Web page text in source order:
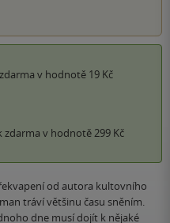
v hodnotě 19 Kč
zdarma v hodnotě 299 Kč
od autora kultovního
tráví většinu času sněním.
dne musí dojít k nějaké